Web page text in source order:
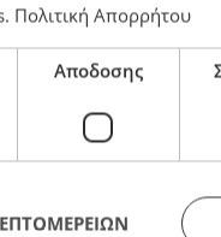
. Πολιτική Απορρήτου
Αποδοσης